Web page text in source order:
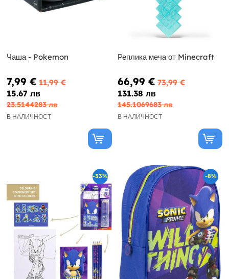
Чаша - Pokemon
7,99 € 11,99 €
15.67 лв
23.5144283 лв
В НАЛИЧНОСТ
Реплика меча от Minecraft
66,99 € 73,99 €
131.38 лв
145.1069683 лв
В НАЛИЧНОСТ
-33% -8%